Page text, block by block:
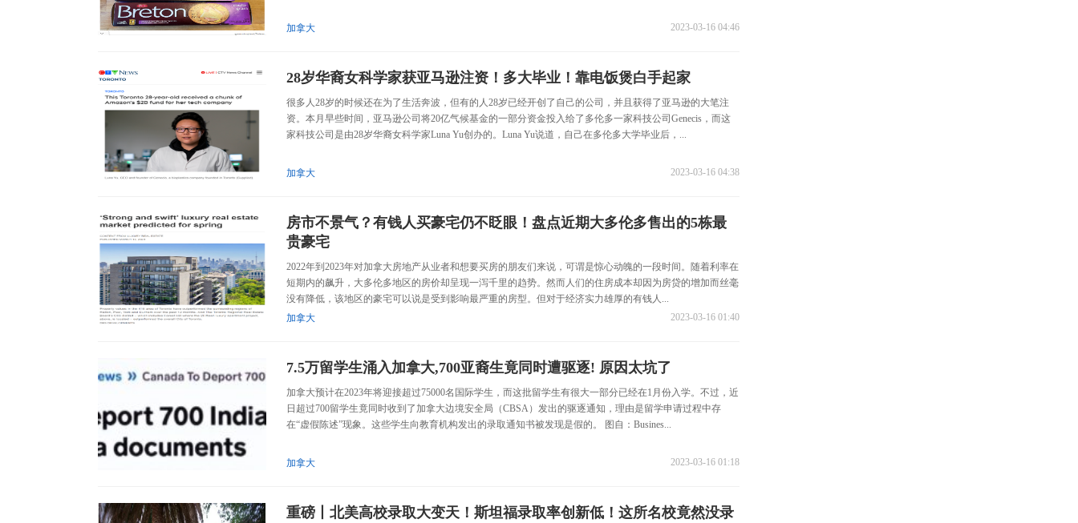
2023-03-16 04:46
加拿大
28岁华裔女科学家获亚马逊注资！多大毕业！靠电饭煲白手起家
很多人28岁的时候还在为了生活奔波，但有的人28岁已经开创了自己的公司，并且获得了亚马逊的大笔注
资。本月早些时间，亚马逊公司将20亿气候基金的一部分资金投入给了多伦多一家科技公司Genecis，而这
家科技公司是由28岁华裔女科学家Luna Yu创办的。Luna Yu说道，自己在多伦多大学毕业后，...
2023-03-16 04:38
加拿大
房市不景气？有钱人买豪宅仍不眨眼！盘点近期大多伦多售出的5栋最
贵豪宅
2022年到2023年对加拿大房地产从业者和想要买房的朋友们来说，可谓是惊心动魄的一段时间。随着利率在
短期内的飙升，大多伦多地区的房价却呈现一泻千里的趋势。然而人们的住房成本却因为房贷的增加而丝毫
没有降低，该地区的豪宅可以说是受到影响最严重的房型。但对于经济实力雄厚的有钱人...
2023-03-16 01:40
加拿大
7.5万留学生涌入加拿大,700亚裔生竟同时遭驱逐! 原因太坑了
加拿大预计在2023年将迎接超过75000名国际学生，而这批留学生有很大一部分已经在1月份入学。不过，近
日超过700留学生竟同时收到了加拿大边境安全局（CBSA）发出的驱逐通知，理由是留学申请过程中存
在“虚假陈述”现象。这些学生向教育机构发出的录取通知书被发现是假的。 图自：Busines...
2023-03-16 01:18
加拿大
重磅丨北美高校录取大变天！斯坦福录取率创新低！这所名校竟然没录